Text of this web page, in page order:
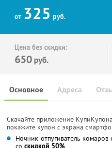
от 325 руб.
Цена без скидки:
650 руб.
Основное Адреса
Скачайте приложение
покажите купон с экрана
Ночник-отпугиватель комаров
со скидкой 50%